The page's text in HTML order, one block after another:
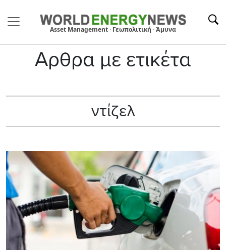
Asset Management · Γεωπολιτική · Άμυνα
Αρθρα με ετικέτα
ντίζελ